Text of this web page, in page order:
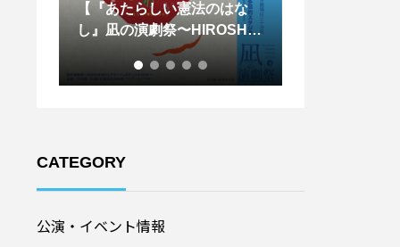
【天辺塔CAMP参加者募
集！！】
CATEGORY
公演・イベント情報